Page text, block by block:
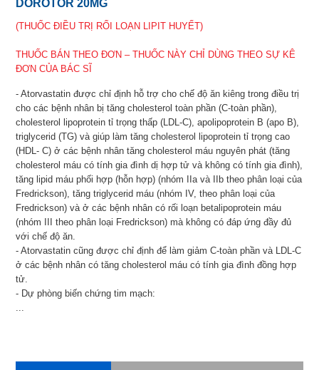
DOROTOR 20MG
(THUỐC ĐIỀU TRỊ RỐI LOẠN LIPIT HUYẾT)
THUỐC BÁN THEO ĐƠN – THUỐC NÀY CHỈ DÙNG THEO SỰ KÊ
ĐƠN CỦA BÁC SĨ
- Atorvastatin được chỉ định hỗ trợ cho chế độ ăn kiêng trong điều trị
cho các bệnh nhân bị tăng cholesterol toàn phần (C-toàn phần),
cholesterol lipoprotein tỉ trọng thấp (LDL-C), apolipoprotein B (apo B),
triglycerid (TG) và giúp làm tăng cholesterol lipoprotein tỉ trọng cao
(HDL- C) ở các bệnh nhân tăng cholesterol máu nguyên phát (tăng
cholesterol máu có tính gia đình dị hợp tử và không có tính gia đình),
tăng lipid máu phối hợp (hỗn hợp) (nhóm IIa và IIb theo phân loại của
Fredrickson), tăng triglycerid máu (nhóm IV, theo phân loại của
Fredrickson) và ở các bệnh nhân có rối loạn betalipoprotein máu
(nhóm III theo phân loại Fredrickson) mà không có đáp ứng đầy đủ
với chế độ ăn.
- Atorvastatin cũng được chỉ định để làm giảm C-toàn phần và LDL-C
ở các bệnh nhân có tăng cholesterol máu có tính gia đình đồng hợp
tử.
- Dự phòng biến chứng tim mạch:
...